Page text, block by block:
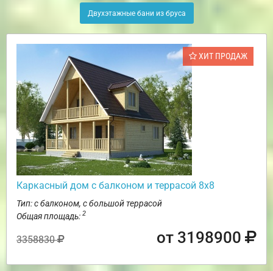
Двухэтажные бани из бруса
ХИТ ПРОДАЖ
Каркасный дом с балконом и террасой 8х8
Тип: с балконом, с большой террасой
Общая площадь: 2
3358830 от 3198900